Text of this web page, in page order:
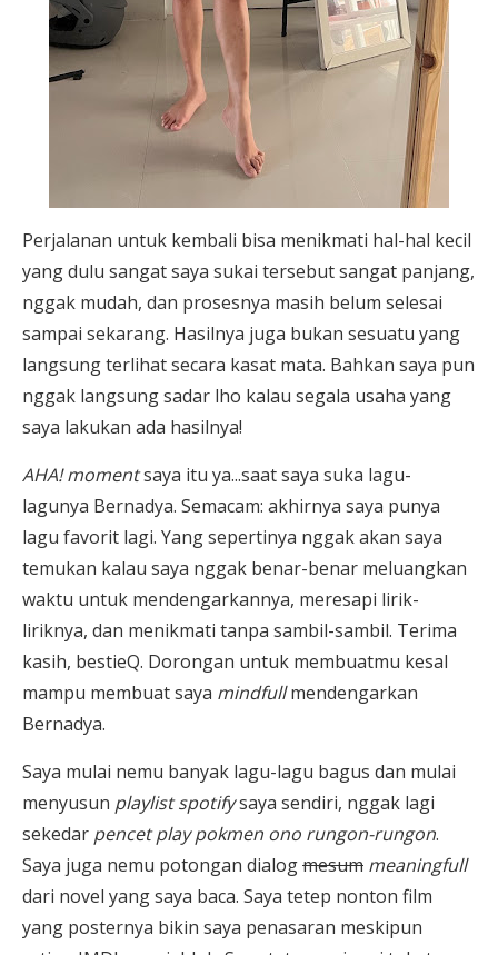
Perjalanan untuk kembali bisa menikmati hal-hal kecil
yang dulu sangat saya sukai tersebut sangat panjang,
nggak mudah, dan prosesnya masih belum selesai
sampai sekarang. Hasilnya juga bukan sesuatu yang
langsung terlihat secara kasat mata. Bahkan saya pun
nggak langsung sadar lho kalau segala usaha yang
saya lakukan ada hasilnya!
AHA! momentsaya itu ya...saat saya suka lagu-
lagunya Bernadya. Semacam: akhirnya saya punya
lagu favorit lagi. Yang sepertinya nggak akan saya
temukan kalau saya nggak benar-benar meluangkan
waktu untuk mendengarkannya, meresapi lirik-
liriknya, dan menikmati tanpa sambil-sambil. Terima
kasih, bestieQ. Dorongan untuk membuatmu kesal
mampu membuat saya mindfullmendengarkan
Bernadya.
Saya mulai nemu banyak lagu-lagu bagus dan mulai
menyusun playlist spotifysaya sendiri, nggak lagi
sekedar pencet play pokmen ono rungon-rungon.
Saya juga nemu potongan dialogmesum meaningfull
dari novel yang saya baca. Saya tetep nonton film
yang posternya bikin saya penasaran meskipun